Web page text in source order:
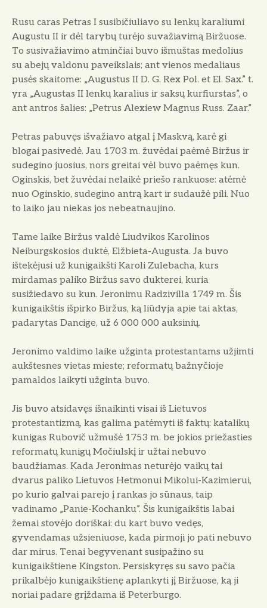
Rusu caras Petras I susibičiuliavo su lenkų karaliumi
Augustu II ir dėl tarybų turėjo suvažiavimą Biržuose.
To susivažiavimo atminčiai buvo išmuštas medolius
su abejų valdonu paveikslais; ant vienos medaliaus
pusės skaitome: „Augustus II D. G. Rex Pol. et El. Sax.” t.
yra „Augustas II lenkų karalius ir saksų kurfiurstas”, o
ant antros šalies: „Petrus Alexiew Magnus Russ. Zaar.”
Petras pabuvęs išvažiavo atgal į Maskvą, karė gi
blogai pasivedė. Jau 1703 m. žuvėdai paėmė Biržus ir
sudegino juosius, nors greitai vėl buvo paėmęs kun.
Oginskis, bet žuvėdai nelaikė priešo rankuose: atėmė
nuo Oginskio, sudegino antrą kart ir sudaužė pili. Nuo
to laiko jau niekas jos nebeatnaujino.
Tame laike Biržus valdė Liudvikos Karolinos
Neiburgskosios duktė, Elžbieta-Augusta. Ja buvo
ištekėjusi už kunigaikšti Karoli Zulebacha, kurs
mirdamas paliko Biržus savo dukterei, kuria
susižiedavo su kun. Jeronimu Radzivilla 1749 m. Šis
kunigaikštis išpirko Biržus, ką liūdyja apie tai aktas,
padarytas Dancige, už 6 000 000 auksinių.
Jeronimo valdimo laike užginta protestantams užjimti
aukštesnes vietas mieste; reformatų bažnyčioje
pamaldos laikyti užginta buvo.
Jis buvo atsidavęs išnaikinti visai iš Lietuvos
protestantizmą, kas galima patėmyti iš faktų: katalikų
kunigas Rubovič užmušė 1753 m. be jokios priežasties
reformatų kunigų Močiulskį ir užtai nebuvo
baudžiamas. Kada Jeronimas neturėjo vaikų tai
dvarus paliko Lietuvos Hetmonui Mikolui-Kazimierui,
po kurio galvai parejo į rankas jo sūnaus, taip
vadinamo „Panie-Kochanku”. Šis kunigaikštis labai
žemai stovėjo doriškai: du kart buvo vedęs,
gyvendamas užsieniuose, kada pirmoji jo pati nebuvo
dar mirus. Tenai begyvenant susipažino su
kunigaikštiene Kingston. Persiskyręs su savo pačia
prikalbėjo kunigaikštienę aplankyti jį Biržuose, ką ji
noriai padare grįždama iš Peterburgo.